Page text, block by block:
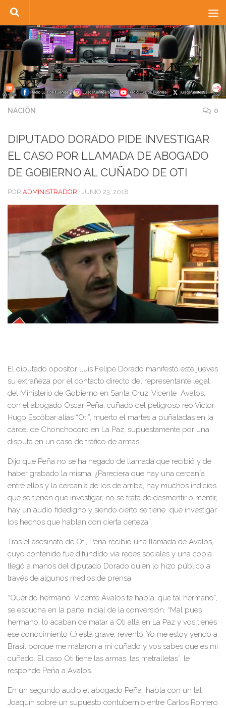
Saltar al contenido
NACIÓN 0
DIPUTADO DORADO PIDE INVESTIGAR
EL CASO POR LLAMADA DE ABOGADO
DE GOBIERNO AL CUÑADO DE OTI
POR ADMINISTRADOR · JUNIO 23, 2018
El diputado opositor Luis Felipe Dorado manifestó este jueves
su extrañeza por el contacto directo del representante legal
del Ministerio de Gobierno en Santa Cruz, Vicente Avalos,
con el abogado Oscar Peña, cuñado del peligroso reo Víctor
Hugo Escóbar alias “Oti”, muerto el martes a puñaladas en la
cárcel de Chonchocoro en La Paz, supuestamente por una
disputa en un caso de tráfico de armas.
Dijo que Peña no se ha negado de llamada que recibió y de
haber grabado la misma. ¿Pareciera que hay una cercanía
entre ellos y la cercanía de los de arriba, hay muchos indicios
que se tienen que investigar, no se trata de desmentir o mentir,
hay un audio fidedigno y siendo cierto se tiene que investigar
los hechos que hablan con cierta certeza”.
Tras el asesinato de Oti, Peña recibió una llamada de Avalos,
cuyo contenido fue difundido vía redes sociales y una copia
llegó a manos del diputado Dorado quien lo hizo público a
través de algunos medios de prensa.
“Querido hermano Vicente Ávalos te habla, que tal hermano”,
se escucha en la parte inicial de la conversión. “Mal pues
hermano, lo acaban de matar a Oti allá en La Paz y vos tienes
ese conocimiento (…) está grave; reventó. Yo me estoy yendo a
Brasil porque me mataron a mi cuñado y vos sabes que es mi
cuñado. El caso Oti tiene las armas, las metralletas”, le
responde Peña a Avalos.
En un segundo audio el abogado Peña habla con un tal
Joaquín sobre un supuesto contubernio entre Carlos Romero